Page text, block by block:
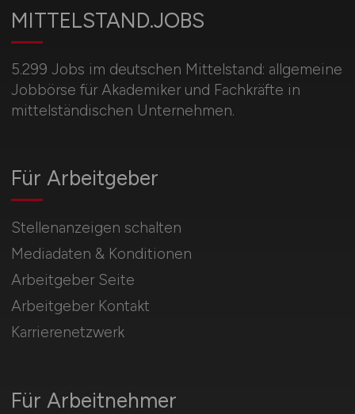
MITTELSTAND.JOBS
5.299 Jobs im deutschen Mittelstand: allgemeine
Jobbörse für Akademiker und Fachkräfte in
mittelständischen Unternehmen.
Für Arbeitnehmer
Für Arbeitgeber
Stellenanzeigen schalten
Mediadaten & Konditionen
Arbeitgeber Seite
Arbeitgeber Kontakt
Karrierenetzwerk